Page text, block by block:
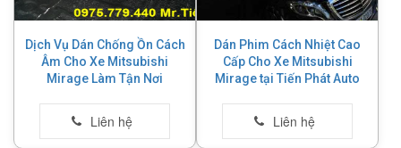
Dịch Vụ Dán Chống Ồn Cách
Âm Cho Xe Mitsubishi
Mirage Làm Tận Nơi
Dán Phim Cách Nhiệt Cao
Cấp Cho Xe Mitsubishi
Mirage tại Tiến Phát Auto